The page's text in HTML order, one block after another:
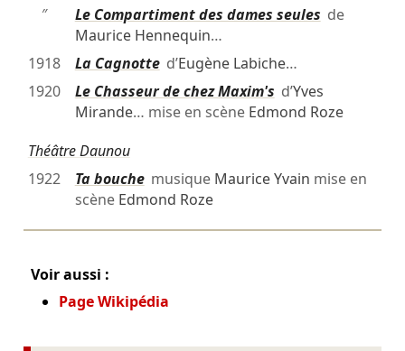
″
Le Compartiment des dames seules de
Maurice Hennequin…
1918
La Cagnotted’Eugène Labiche…
1920
Le Chasseur de chez Maxim's d’Yves
Mirande… mise en scène Edmond Roze
Théâtre Daunou
1922
Ta bouchemusique Maurice Yvain mise en
scène Edmond Roze
Voir aussi :
Page Wikipédia